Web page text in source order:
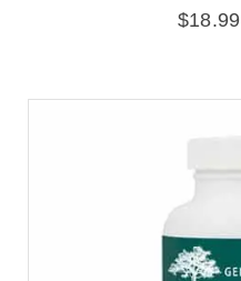
$18.99